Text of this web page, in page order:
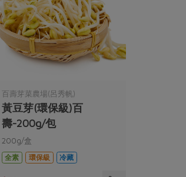
百壽芽菜農場(呂秀帆)
黃豆芽(環保級)百
壽-200g/包
200g/盒
全素
環保級 冷藏